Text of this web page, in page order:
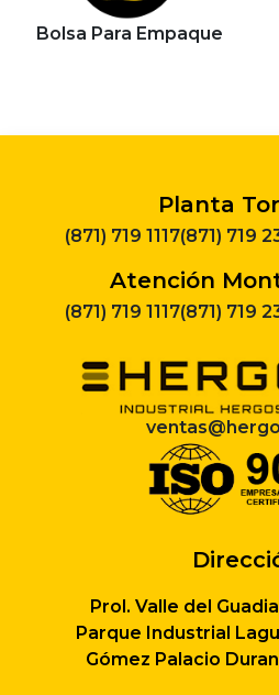
Bolsa Para Empaque
Planta
(871) 719 1117(871) 719
Atención
(871) 719 1117(871) 719
Prol. Valle del
Parque Industrial
Gómez Palacio